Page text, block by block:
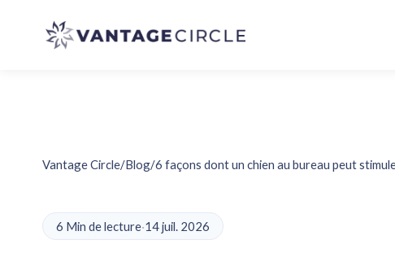
Vantage Circle/Blog/6 façons dont un chien au bureau peut
6 Min de lecture·14 juil. 2026